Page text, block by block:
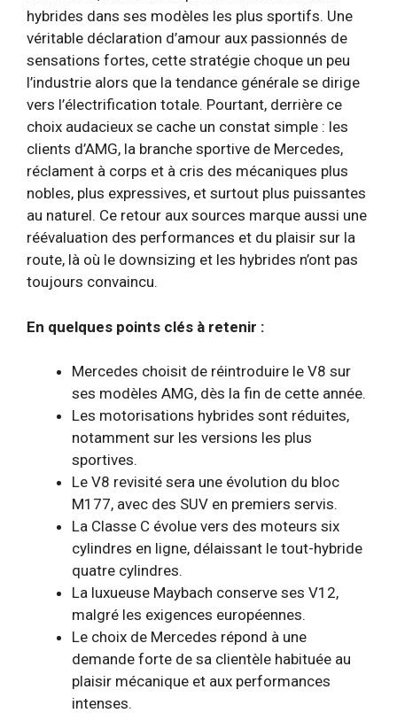
hybrides dans ses modèles les plus sportifs. Une
véritable déclaration d’amour aux passionnés de
sensations fortes, cette stratégie choque un peu
l’industrie alors que la tendance générale se dirige
vers l’électrification totale. Pourtant, derrière ce
choix audacieux se cache un constat simple : les
clients d’AMG, la branche sportive de Mercedes,
réclament à corps et à cris des mécaniques plus
nobles, plus expressives, et surtout plus puissantes
au naturel. Ce retour aux sources marque aussi une
réévaluation des performances et du plaisir sur la
route, là où le downsizing et les hybrides n’ont pas
toujours convaincu.
En quelques points clés à retenir :
Mercedes choisit de réintroduire le V8 sur
ses modèles AMG, dès la fin de cette année.
Les motorisations hybrides sont réduites,
notamment sur les versions les plus
sportives.
Le V8 revisité sera une évolution du bloc
M177, avec des SUV en premiers servis.
La Classe C évolue vers des moteurs six
cylindres en ligne, délaissant le tout-hybride
quatre cylindres.
La luxueuse Maybach conserve ses V12,
malgré les exigences européennes.
Le choix de Mercedes répond à une
demande forte de sa clientèle habituée au
plaisir mécanique et aux performances
intenses.